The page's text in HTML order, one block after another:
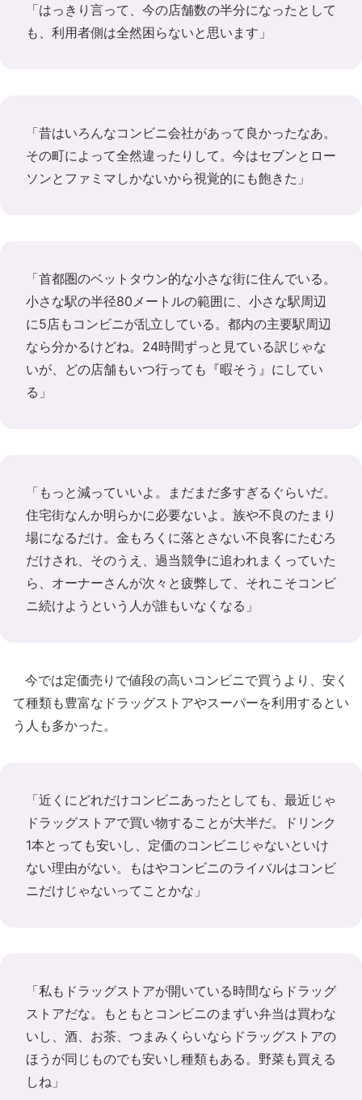
「はっきり言って、今の店舗数の半分になったとして
も、利用者側は全然困らないと思います」
「昔はいろんなコンビニ会社があって良かったなあ。
その町によって全然違ったりして。今はセブンとロー
ソンとファミマしかないから視覚的にも飽きた」
「首都圏のベットタウン的な小さな街に住んでいる。
小さな駅の半径80メートルの範囲に、小さな駅周辺
に5店もコンビニが乱立している。都内の主要駅周辺
なら分かるけどね。24時間ずっと見ている訳じゃな
いが、どの店舗もいつ行っても『暇そう』にしてい
る」
「もっと減っていいよ。まだまだ多すぎるぐらいだ。
住宅街なんか明らかに必要ないよ。族や不良のたまり
場になるだけ。金もろくに落とさない不良客にたむろ
だけされ、そのうえ、過当競争に追われまくっていた
ら、オーナーさんが次々と疲弊して、それこそコンビ
ニ続けようという人が誰もいなくなる」
今では定価売りで値段の高いコンビニで買うより、安く
て種類も豊富なドラッグストアやスーパーを利用するとい
う人も多かった。
「近くにどれだけコンビニあったとしても、最近じゃ
ドラッグストアで買い物することが大半だ。ドリンク
1本とっても安いし、定価のコンビニじゃないといけ
ない理由がない。もはやコンビニのライバルはコンビ
ニだけじゃないってことかな」
「私もドラッグストアが開いている時間ならドラッグ
ストアだな。もともとコンビニのまずい弁当は買わな
いし、酒、お茶、つまみくらいならドラッグストアの
ほうが同じものでも安いし種類もある。野菜も買える
しね」